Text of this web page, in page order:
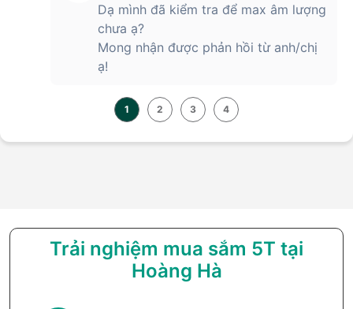
Dạ mình đã kiểm tra để max âm lượng
chưa ạ?
Mong nhận được phản hồi từ anh/chị
ạ!
1 2 3 4
Trải nghiệm mua sắm 5T tại
Hoàng Hà